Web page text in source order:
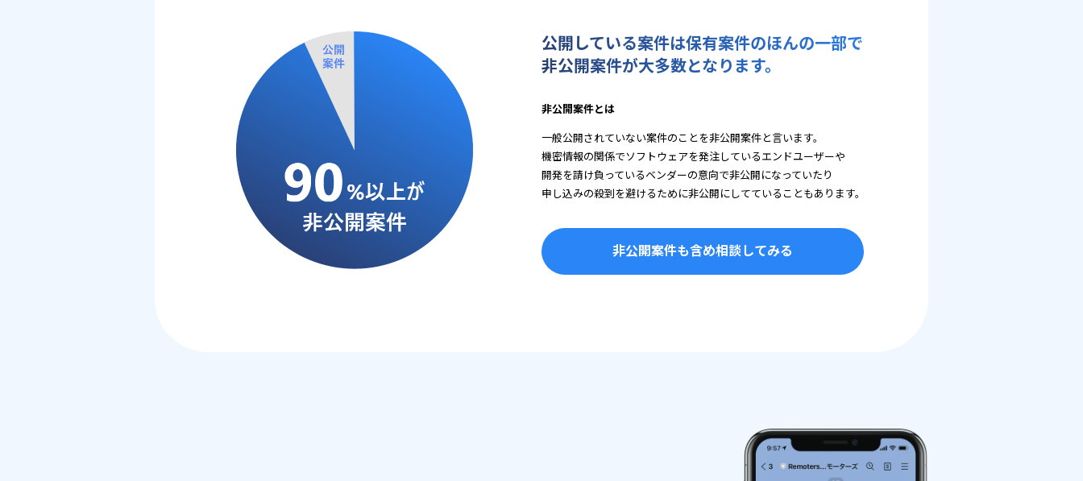
公開している案件は保有案件のほんの一部で
非公開案件が大多数となります。
非公開案件とは
一般公開されていない案件のことを非公開案件と言います。
機密情報の関係でソフトウェアを発注しているエンドユーザーや
開発を請け負っているベンダーの意向で非公開になっていたり
申し込みの殺到を避けるために非公開にしてていることもあります。
非公開案件も含め相談してみる